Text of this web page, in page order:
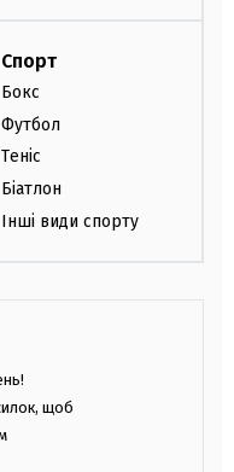
Спорт
Бокс
Футбол
Теніс
Біатлон
Інші види спорту
щоб